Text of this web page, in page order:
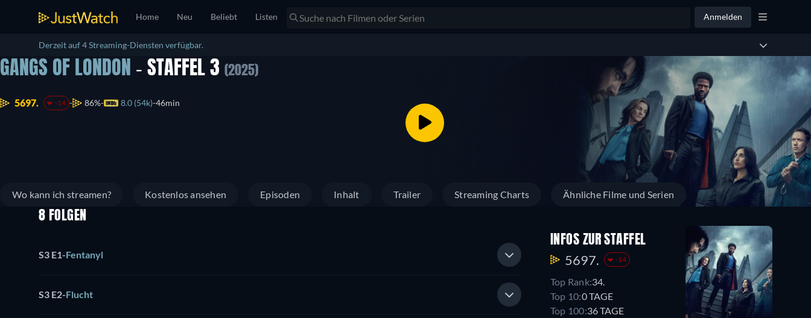
Home Neu Beliebt Listen Anmelden
Derzeit auf 4 Streaming-Diensten verfügbar.
GANGS OF LONDON - STAFFEL 3 (2025)
5697. -14 86% 8.0 (54k) 46min
Wo kann ich streamen? Kostenlos ansehen Episoden Inhalt Trailer Streaming Charts Ähnliche Filme und Serien
8 FOLGEN
S3 E1-Fentanyl
S3 E2-Flucht
INFOS ZUR STAFFEL
5697. -14
Top Rank:34.
Top 10:0 TAGE
Top 100:36 TAGE